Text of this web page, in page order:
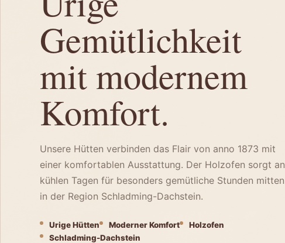
Gemütlichkeit
mit modernem
Komfort.
Unsere Hütten verbinden das Flair von anno 1873 mit
einer komfortablen Ausstattung. Der Holzofen sorgt an
kühlen Tagen für besonders gemütliche Stunden mitten
in der Region Schladming-Dachstein.
Urige Hütten Moderner Komfort
Holzofen
Schladming-Dachstein